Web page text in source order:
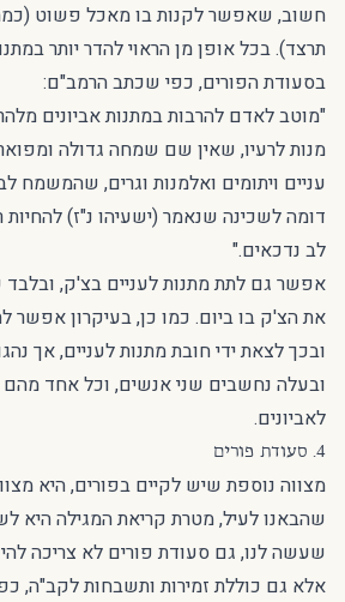
חשוב, שאפשר לקנות בו מאכל פשוט
תרצד). בכל אופן מן הראוי להדר יותר
בסעודת הפורים, כפי שכתב הרמב"ם:
"מוטב לאדם להרבות במתנות אביונים
מנות לרעיו, שאין שם שמחה גדולה
עניים ויתומים ואלמנות וגרים, שהמשמח
דומה לשכינה שנאמר (ישעיהו נ"ז)
לב נדכאים."
אפשר גם לתת מתנות לעניים בצ'ק,
את הצ'ק בו ביום. כמו כן, בעיקרון אפשר
ובכך לצאת ידי חובת מתנות לעניים, אך
ובעלה נחשבים שני אנשים, וכל אחד מהם
לאביונים.
4. סעודת פורים
מצווה נוספת שיש לקיים בפורים, היא
שהבאנו לעיל, מטרת קריאת המגילה היא
שעשה לנו, גם סעודת פורים לא צריכה
אלא גם כוללת זמירות ותשבחות לקב"ה,